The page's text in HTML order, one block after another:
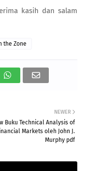
kasih dan salam
the Zone
NEWER
Buku Technical Analysis of
Markets oleh John J.
Murphy pdf